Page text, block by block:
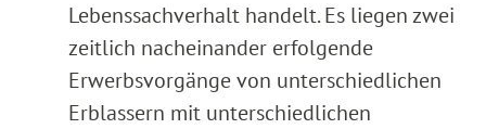
Lebenssachverhalt handelt. Es liegen zwei
zeitlich nacheinander erfolgende
Erwerbsvorgänge von unterschiedlichen
Erblassern mit unterschiedlichen